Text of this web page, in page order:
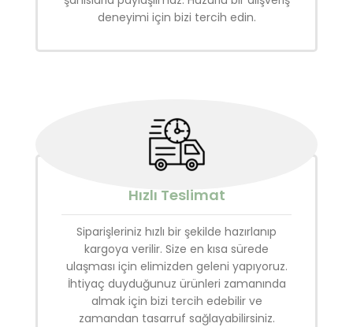
deneyimi için bizi tercih edin.
Hızlı Teslimat
Siparişleriniz hızlı bir şekilde hazırlanıp
kargoya verilir. Size en kısa sürede
ulaşması için elimizden geleni yapıyoruz.
İhtiyaç duyduğunuz ürünleri zamanında
almak için bizi tercih edebilir ve
zamandan tasarruf sağlayabilirsiniz.